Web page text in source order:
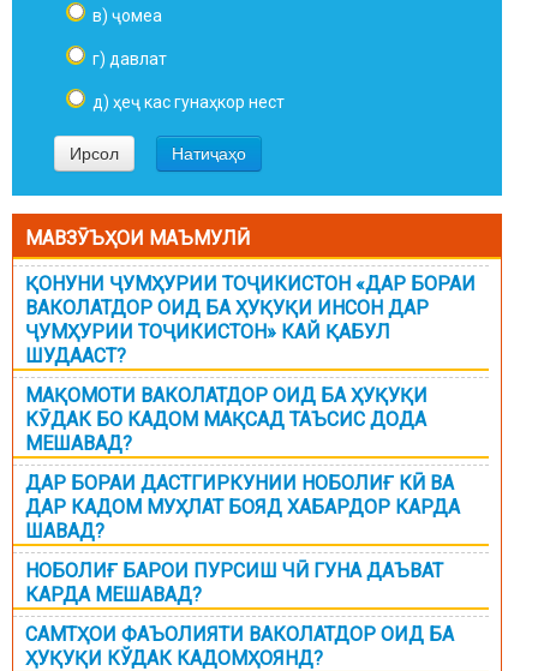
в) ҷомеа
г) давлат
д) ҳеҷ кас гунаҳкор нест
МАВЗӮЪҲОИ МАЪМУЛӢ
ҚОНУНИ ҶУМҲУРИИ ТОҶИКИСТОН «ДАР БОРАИ
ВАКОЛАТДОР ОИД БА ҲУҚУҚИ ИНСОН ДАР
ҶУМҲУРИИ ТОҶИКИСТОН» КАЙ ҚАБУЛ
ШУДААСТ?
МАҚОМОТИ ВАКОЛАТДОР ОИД БА ҲУҚУҚИ
КӮДАК БО КАДОМ МАҚСАД ТАЪСИС ДОДА
МЕШАВАД?
ДАР БОРАИ ДАСТГИРКУНИИ НОБОЛИҒ КӢ ВА
ДАР КАДОМ МУҲЛАТ БОЯД ХАБАРДОР КАРДА
ШАВАД?
НОБОЛИҒ БАРОИ ПУРСИШ ЧӢ ГУНА ДАЪВАТ
КАРДА МЕШАВАД?
САМТҲОИ ФАЪОЛИЯТИ ВАКОЛАТДОР ОИД БА
ҲУҚУҚИ КЎДАК КАДОМҲОЯНД?